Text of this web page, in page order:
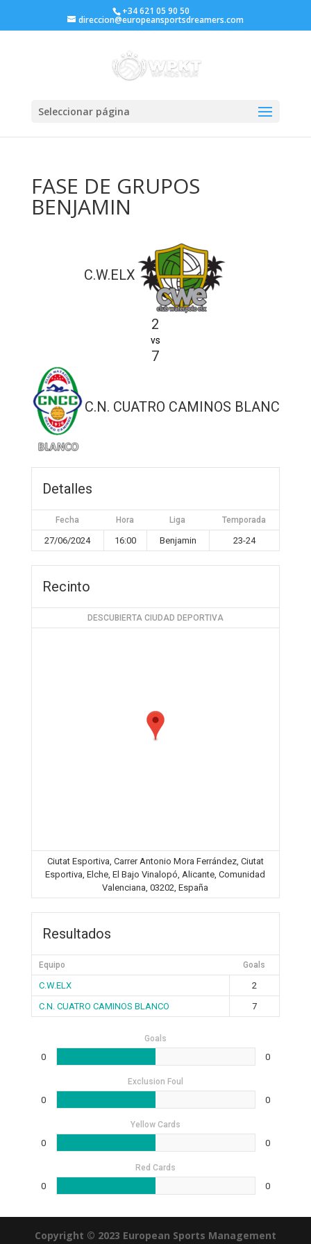
+34 621 05 90 50
direccion@europeansportsdreamers.com
Seleccionar página
FASE DE GRUPOS
BENJAMIN
C.W.ELX
2
vs
7
C.N. CUATRO CAMINOS BLANCO
Detalles
Fecha Hora Liga Temporada
27/06/2024 16:00 Benjamin 23-24
Recinto
DESCUBIERTA CIUDAD DEPORTIVA
Ciutat Esportiva, Carrer Antonio Mora Ferrández, Ciutat
Esportiva, Elche, El Bajo Vinalopó, Alicante, Comunidad
Valenciana, 03202, España
Resultados
Equipo Goals
C.W.ELX
2
C.N. CUATRO CAMINOS BLANCO
7
Goals
0 0
Exclusion Foul
0 0
Yellow Cards
0 0
Red Cards
0 0
Copyright © 2023 European Sports Management